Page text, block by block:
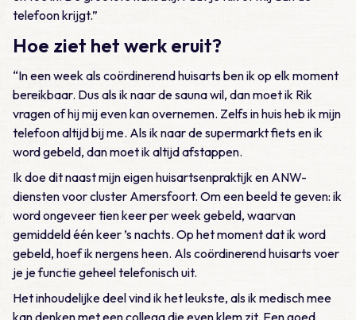
telefoon krijgt.”
Hoe ziet het werk eruit?
“In een week als coördinerend huisarts ben ik op elk moment
bereikbaar. Dus als ik naar de sauna wil, dan moet ik Rik
vragen of hij mij even kan overnemen. Zelfs in huis heb ik mijn
telefoon altijd bij me. Als ik naar de supermarkt fiets en ik
word gebeld, dan moet ik altijd afstappen.
Ik doe dit naast mijn eigen huisartsenpraktijk en ANW-
diensten voor cluster Amersfoort. Om een beeld te geven: ik
word ongeveer tien keer per week gebeld, waarvan
gemiddeld één keer ’s nachts. Op het moment dat ik word
gebeld, hoef ik nergens heen. Als coördinerend huisarts voer
je je functie geheel telefonisch uit.
Het inhoudelijke deel vind ik het leukste, als ik medisch mee
kan denken met een collega die even klem zit. Een goed